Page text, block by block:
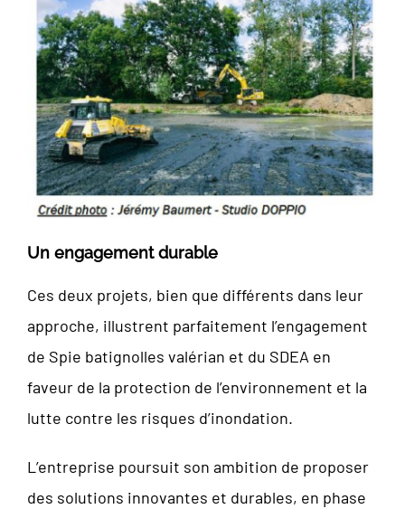
Un engagement durable
Ces deux projets, bien que différents dans leur
approche, illustrent parfaitement l’engagement
de Spie batignolles valérian et du SDEA en
faveur de la protection de l’environnement et la
lutte contre les risques d’inondation.
L’entreprise poursuit son ambition de proposer
des solutions innovantes et durables, en phase